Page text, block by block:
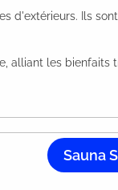
d'extérieurs. Ils
alliant les
Sauna